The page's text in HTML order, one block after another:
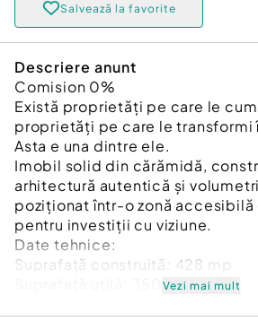
Salvează la favorite
Descriere anunt
Comision 0%
Există proprietăți pe care le
proprietăți pe care le transformi
Asta e una dintre ele.
Imobil solid din cărămidă,
arhitectură autentică și
poziționat într-o zonă
pentru investiții cu viziune.
Date tehnice:
Suprafață construită: 428 mp
Suprafață utilă: 350 mpVezi mai mult